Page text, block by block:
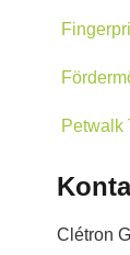
Petwalk
Clétron